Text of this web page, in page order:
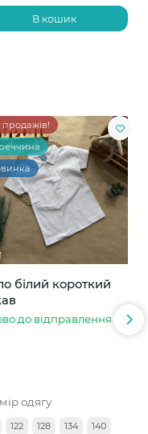
В кошик
продажів!
білий короткий
до відправлення
одягу
122 128 134
140